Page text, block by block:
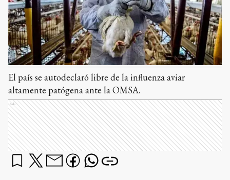
El país se autodeclaró libre de la influenza aviar
altamente patógena ante la OMSA.
Ads